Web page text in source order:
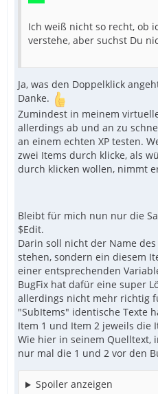
Ich weiß nicht so recht, ob
verstehe, aber suchst Du
Ja, was den Doppelklick
Danke.
Zumindest in meinem
allerdings ab und an zu
an einem echten XP testen.
zwei Items durch klicke, als
durch klicken wollen, nimmt
Bleibt für mich nun nur die
$Edit.
Darin soll nicht der Name
stehen, sondern ein diesem
einer entsprechenden
BugFix hat dafür eine super
allerdings nicht mehr richtig
"SubItems" identische Texte
Item 1 und Item 2 jeweils die
Wie hier in seinem Quelltext,
nur mal die 1 und 2 vor den
Spoiler anzeigen